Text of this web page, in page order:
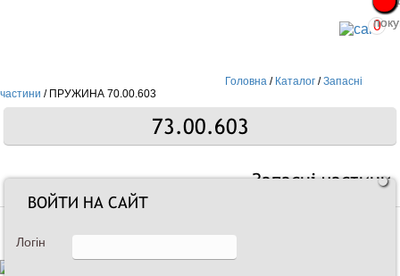
0
Головна / Каталог /Запасні
частини / ПРУЖИНА 70.00.603
73.00.603
Запасні частини
ВОЙТИ НА САЙТ
Логін